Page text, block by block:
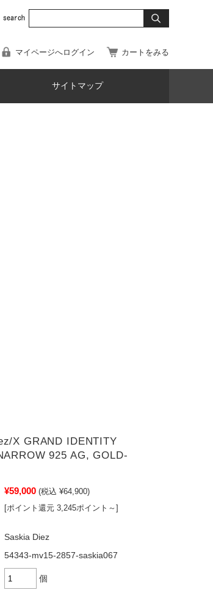
マイページへログイン カートをみる
サイトマップ
X GRAND IDENTITY
925 AG, GOLD-
¥59,000 (税込 ¥64,900)
[ポイント還元 3,245ポイント～]
Saskia Diez
54343-mv15-2857-saskia067
個